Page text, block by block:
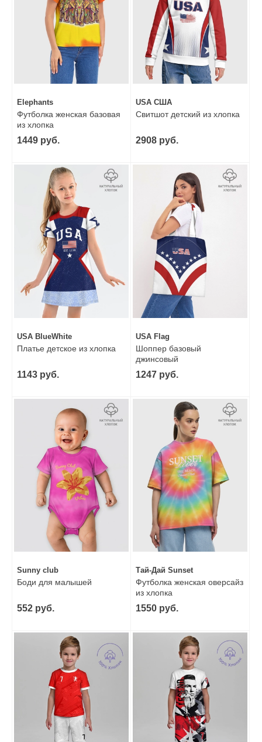
Elephants
Футболка женская базовая
из хлопка
1449 руб.
USA США
Свитшот детский из хлопка
2908 руб.
USA BlueWhite
Платье детское из хлопка
1143 руб.
USA Flag
Шоппер базовый
джинсовый
1247 руб.
Sunny club
Боди для малышей
552 руб.
Тай-Дай Sunset
Футболка женская оверсайз
из хлопка
1550 руб.